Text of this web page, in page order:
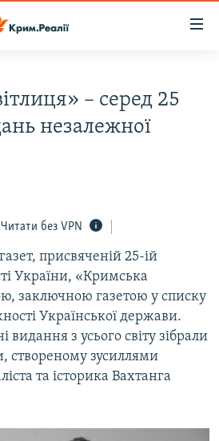
КРИМУ
– серед 25
незалежної
Читати без VPN
присвяченій 25-ій
України, «Кримська
заключною газетою у списку
Української держави.
видання з усього світу зібрали
створеному зусиллями
та історика Вахтанга